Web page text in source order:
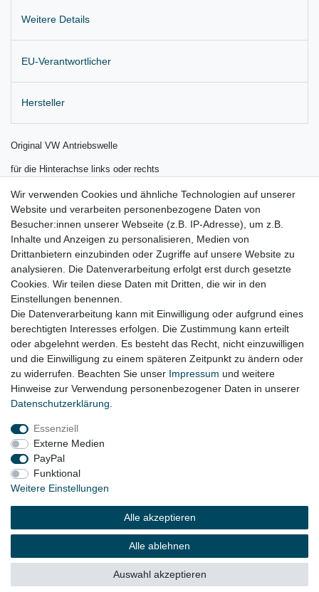
Weitere Details
EU-Verantwortlicher
Hersteller
Original VW Antriebswelle
für die Hinterachse links oder rechts
für alle V6 TDI Motoren und alle V6 und V8 Otto-Motoren
ohne Differentialsperre an der Hinterachse
Lieferung wie abgebildet
VW Touareg 7P Bj. 2010 - 2018
Lieferzeit etwa 1 bis 3 Werktage
Wir verwenden Cookies und ähnliche Technologien auf unserer
Website und verarbeiten personenbezogene Daten von
Besucher:innen unserer Webseite (z.B. IP-Adresse), um z.B.
Inhalte und Anzeigen zu personalisieren, Medien von
Drittanbietern einzubinden oder Zugriffe auf unsere Website zu
analysieren. Die Datenverarbeitung erfolgt erst durch gesetzte
Cookies. Wir teilen diese Daten mit Dritten, die wir in den
Einstellungen benennen.
Die Datenverarbeitung kann mit Einwilligung oder aufgrund eines
berechtigten Interesses erfolgen. Die Zustimmung kann erteilt
oder abgelehnt werden. Es besteht das Recht, nicht einzuwilligen
und die Einwilligung zu einem späteren Zeitpunkt zu ändern oder
zu widerrufen. Beachten Sie unser Impressum und weitere
Hinweise zur Verwendung personenbezogener Daten in unserer
Daten­schutz­erklärung
Essenziell
Externe Medien
PayPal
Funktional
Weitere Einstellungen
Alle akzeptieren
Alle ablehnen
Auswahl akzeptieren
Impressum
Widerrufs­recht
© Copyright 2026 | Alle Rechte vorbehalten.